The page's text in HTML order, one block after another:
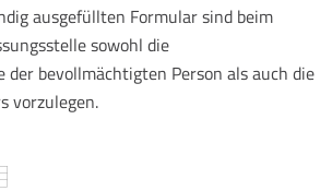
ausgefüllten Formular sind beim
sowohl die
der bevollmächtigten Person als auch die
vorzulegen.